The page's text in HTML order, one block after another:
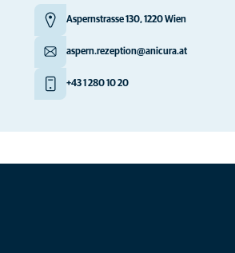
Aspernstrasse 130, 1220 Wien
aspern.rezeption@anicura.at
+43 1 280 10 20